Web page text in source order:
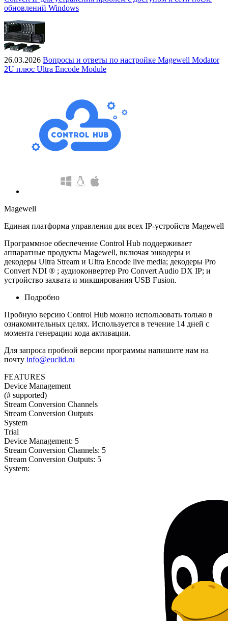
обновлений Windows
26.03.2026 Вопросы и ответы по настройке Magewell Modator
2U плюс Ultra Encode Module
Magewell
Единая платформа управления для всех IP-устройств Magewell
Программное обеспечение Control Hub поддерживает
аппаратные продукты Magewell, включая энкодеры и
декодеры Ultra Stream и Ultra Encode live media; декодеры Pro
Convert NDI ® ; аудиоконвертер Pro Convert Audio DX IP; и
устройство захвата и микширования USB Fusion.
Подробно
Пробную версию Control Hub можно использовать только в
ознакомительных целях. Используется в течение 14 дней с
момента генерации кода активации.
Для запроса пробной версии программы напишите нам на
почту info@euclid.ru
FEATURES
Device Management
(# supported)
Stream Conversion Channels
Stream Conversion Outputs
System
Trial
Device Management: 5
Stream Conversion Channels: 5
Stream Conversion Outputs: 5
System: